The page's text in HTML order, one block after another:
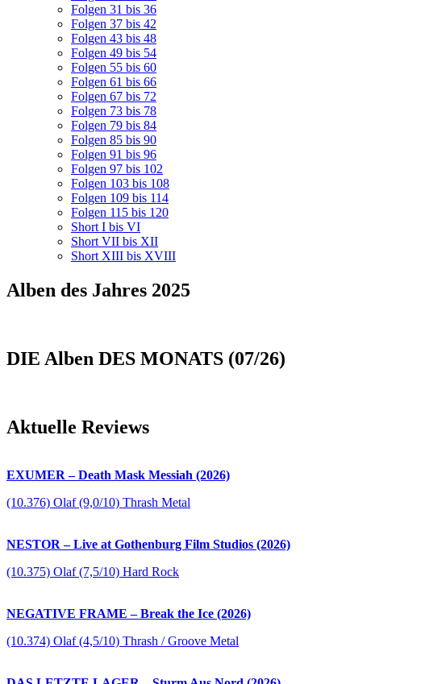
Folgen 31 bis 36
Folgen 37 bis 42
Folgen 43 bis 48
Folgen 49 bis 54
Folgen 55 bis 60
Folgen 61 bis 66
Folgen 67 bis 72
Folgen 73 bis 78
Folgen 79 bis 84
Folgen 85 bis 90
Folgen 91 bis 96
Folgen 97 bis 102
Folgen 103 bis 108
Folgen 109 bis 114
Folgen 115 bis 120
Short I bis VI
Short VII bis XII
Short XIII bis XVIII
Alben des Jahres 2025
DIE Alben DES MONATS (07/26)
Aktuelle Reviews
EXUMER – Death Mask Messiah (2026)
(10.376) Olaf (9,0/10) Thrash Metal
NESTOR – Live at Gothenburg Film Studios (2026)
(10.375) Olaf (7,5/10) Hard Rock
NEGATIVE FRAME – Break the Ice (2026)
(10.374) Olaf (4,5/10) Thrash / Groove Metal